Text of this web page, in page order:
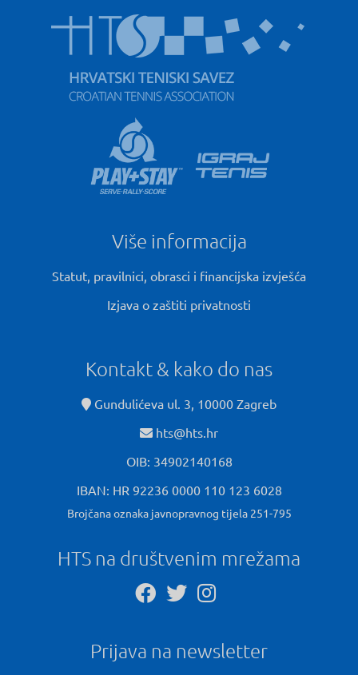
Više informacija
Statut, pravilnici, obrasci i financijska izvješća
Izjava o zaštiti privatnosti
Kontakt & kako do nas
Gundulićeva ul. 3, 10000 Zagreb
hts@hts.hr
OIB: 34902140168
IBAN: HR 92236 0000 110 123 6028
Brojčana oznaka javnopravnog tijela 251-795
HTS na društvenim mrežama
Prijava na newsletter